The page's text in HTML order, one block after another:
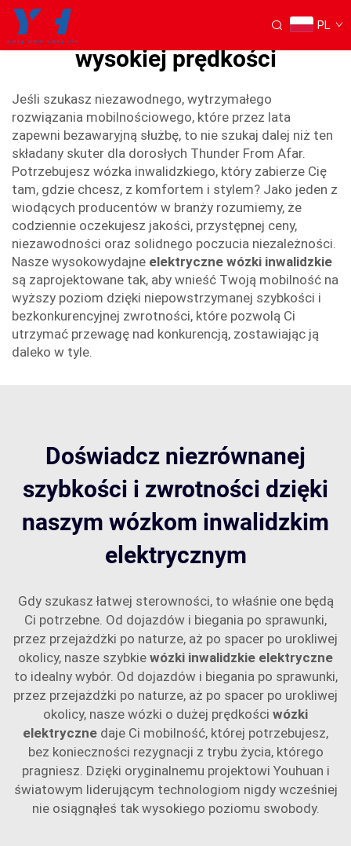
PL
wózek inwalidzki elektryczny
wysokiej prędkości
Jeśli szukasz niezawodnego, wytrzymałego
rozwiązania mobilnościowego, które przez lata
zapewni bezawaryjną służbę, to nie szukaj dalej niż ten
składany skuter dla dorosłych Thunder From Afar.
Potrzebujesz wózka inwalidzkiego, który zabierze Cię
tam, gdzie chcesz, z komfortem i stylem? Jako jeden z
wiodących producentów w branży rozumiemy, że
codziennie oczekujesz jakości, przystępnej ceny,
niezawodności oraz solidnego poczucia niezależności.
Nasze wysokowydajne elektryczne wózki inwalidzkie
są zaprojektowane tak, aby wnieść Twoją mobilność na
wyższy poziom dzięki niepowstrzymanej szybkości i
bezkonkurencyjnej zwrotności, które pozwolą Ci
utrzymać przewagę nad konkurencją, zostawiając ją
daleko w tyle.
Doświadcz niezrównanej
szybkości i zwrotności dzięki
naszym wózkom inwalidzkim
elektrycznym
Gdy szukasz łatwej sterowności, to właśnie one będą
Ci potrzebne. Od dojazdów i biegania po sprawunki,
przez przejażdżki po naturze, aż po spacer po urokliwej
okolicy, nasze szybkie wózki inwalidzkie elektryczne
to idealny wybór. Od dojazdów i biegania po sprawunki,
przez przejażdżki po naturze, aż po spacer po urokliwej
okolicy, nasze wózki o dużej prędkości wózki
elektryczne daje Ci mobilność, której potrzebujesz,
bez konieczności rezygnacji z trybu życia, którego
pragniesz. Dzięki oryginalnemu projektowi Youhuan i
światowym liderującym technologiom nigdy wcześniej
nie osiągnąłeś tak wysokiego poziomu swobody.